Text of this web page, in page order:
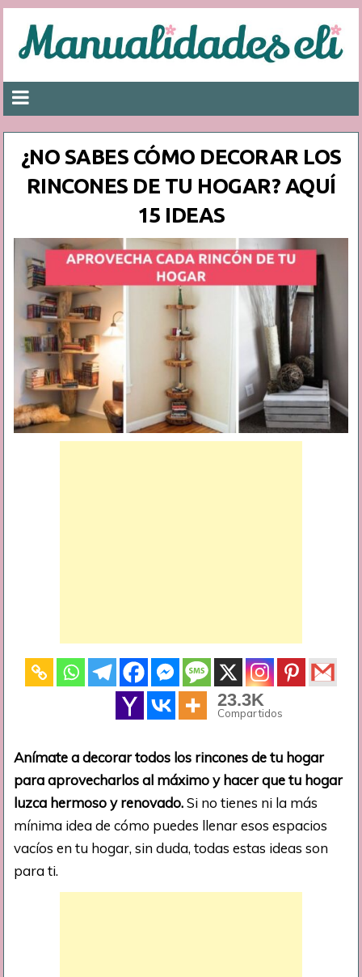
¿NO SABES CÓMO DECORAR LOS
RINCONES DE TU HOGAR? AQUÍ
15 IDEAS
23.3K
Compartidos
Anímate a decorar todos los rincones de tu hogar
para aprovecharlos al máximo y hacer que tu hogar
luzca hermoso y renovado.Si no tienes ni la más
mínima idea de cómo puedes llenar esos espacios
vacíos en tu hogar, sin duda, todas estas ideas son
para ti.